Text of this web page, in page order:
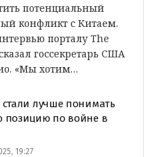
потенциальный
конфликт с Китаем.
порталу The
госсекретарь США
«Мы хотим…
лучше понимать
позицию по войне в
19:27